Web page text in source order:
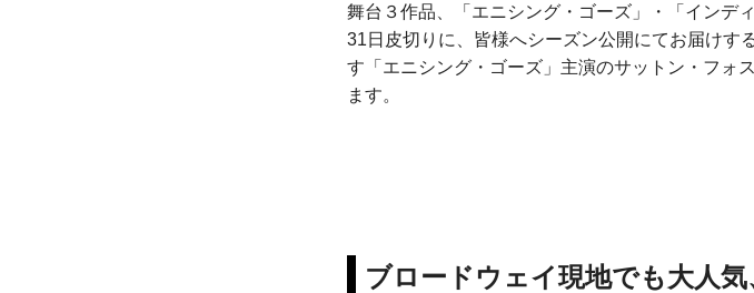
舞台３作品、「エニシング・ゴーズ」・「インデ
31日皮切りに、皆様へシーズン公開にてお届けす
す「エニシング・ゴーズ」主演のサットン・フォ
ます。
ブロードウェイ現地でも大人